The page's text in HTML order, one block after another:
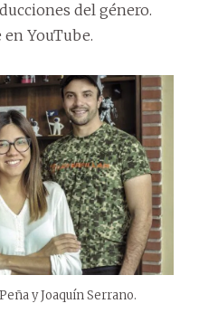
del género.
YouTube.
y Joaquín Serrano.